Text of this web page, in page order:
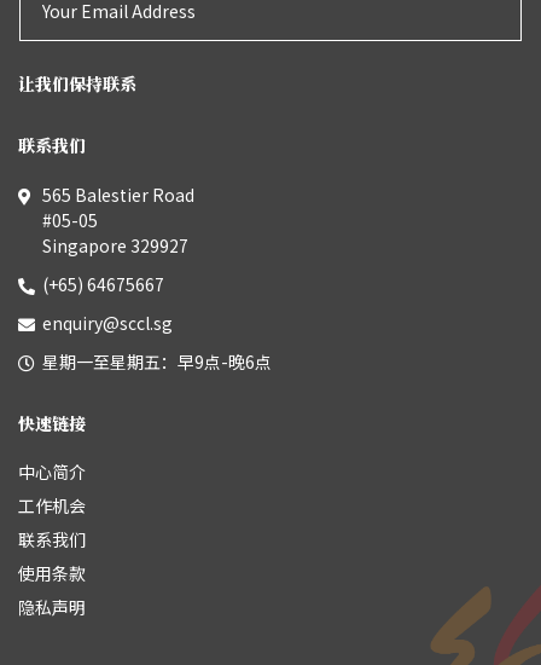
让我们保持联系
联系我们
565 Balestier Road
#05-05
Singapore 329927
(+65) 64675667
enquiry@sccl.sg
星期一至星期五：早9点-晚6点
快速链接
中心简介
工作机会
联系我们
使用条款
隐私声明